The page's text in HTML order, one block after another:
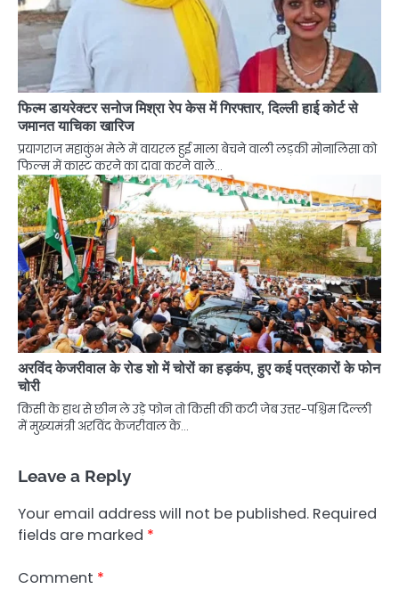
फिल्म डायरेक्टर सनोज मिश्रा रेप केस में गिरफ्तार, दिल्ली हाई कोर्ट से
जमानत याचिका खारिज
प्रयागराज महाकुंभ मेले में वायरल हुई माला बेचने वाली लड़की मोनालिसा को
फिल्म में कास्ट करने का दावा करने वाले…
अरविंद केजरीवाल के रोड शो में चोरों का हड़कंप, हुए कई पत्रकारों के फोन
चोरी
किसी के हाथ से छीन ले उड़े फोन तो किसी की कटी जेब उत्तर-पश्चिम दिल्ली
में मुख्यमंत्री अरविंद केजरीवाल के…
Leave a Reply
Your email address will not be published. Required
fields are marked *
Comment *